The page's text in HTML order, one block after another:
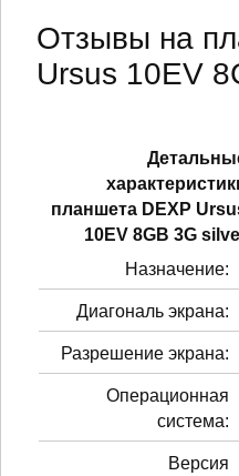
Отзывы на
Ursus 10EV
планшетa DEXP
10EV 8GB 3G
Назначение:
Диагональ экрана:
Разрешение экрана:
Операционная
система:
Версия